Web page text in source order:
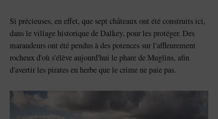
Si précieuses, en effet, que sept châteaux ont été construits ici,
dans le village historique de Dalkey, pour les protéger. Des
maraudeurs ont été pendus à des potences sur l'affleurement
rocheux d'où s'élève aujourd'hui le phare de Muglins, afin
d'avertir les pirates en herbe que le crime ne paie pas.